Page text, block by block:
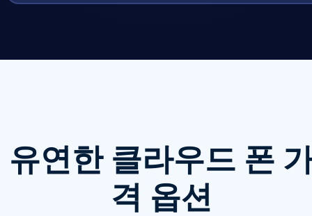
유연한 클라우드 폰
격 옵션